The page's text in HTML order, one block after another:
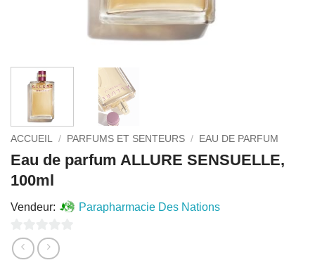
ACCUEIL / PARFUMS ET SENTEURS / EAU DE PARFUM
Eau de parfum ALLURE SENSUELLE,
100ml
Vendeur: Parapharmacie Des Nations
0
sur